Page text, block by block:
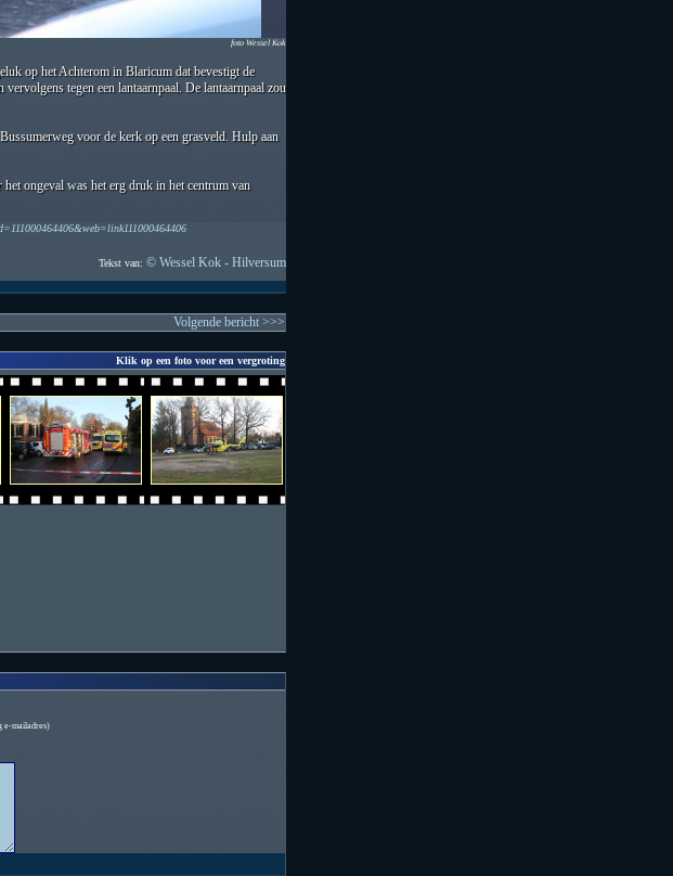
foto Wessel Kok
op het Achterom in Blaricum dat bevestigt de
tegen een lantaarnpaal. De lantaarnpaal zou
voor de kerk op een grasveld. Hulp aan
ongeval was het erg druk in het centrum van
Tekst van: © Wessel Kok - Hilversum
Volgende bericht >>>
Klik op een foto voor een vergroting
e-mailadres)